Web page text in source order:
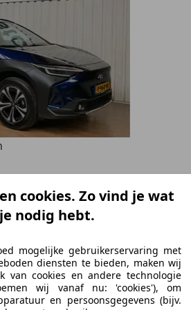
cookies. Zo vind je wat
je nodig hebt.
mogelijke gebruikerservaring met
diensten te bieden, maken wij
van cookies en andere technologie
wij vanaf nu: 'cookies'), om
en persoonsgegevens (bijv.